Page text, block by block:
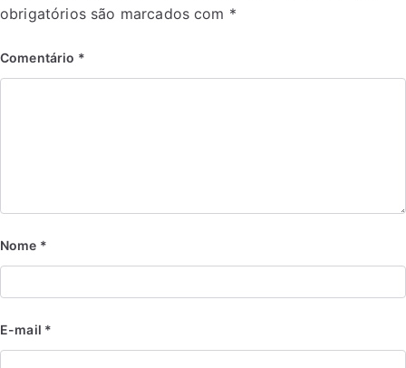
obrigatórios são marcados com *
Comentário *
Nome *
E-mail *